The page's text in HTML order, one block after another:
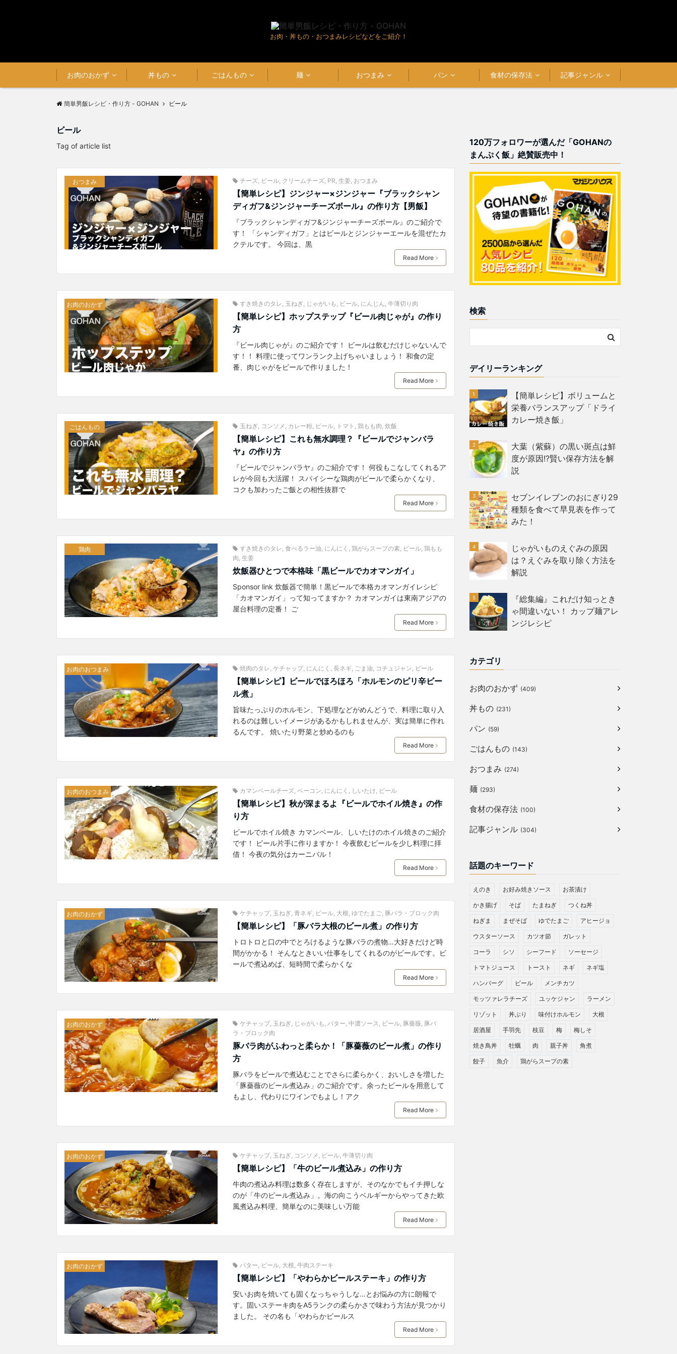
お肉・丼もの・おつまみレシピなどをご紹介！
お肉のおかず 丼もの ごはんもの 麺 おつまみ パン 食材の保存法 記事ジャンル
簡単男飯レシピ・作り方 - GOHAN ビール
ビール
Tag of article list
おつまみ チーズ, ビール, クリームチーズ, PR, 生姜, おつまみ
【簡単レシピ】ジンジャー×ジンジャー『ブラックシャン
ディガフ&ジンジャーチーズボール』の作り方【男飯】
『ブラックシャンディガフ&ジンジャーチーズボール』のご紹介で
す！ 「シャンディガフ」とはビールとジンジャーエールを混ぜたカ
クテルです。 今回は、黒
Read More
お肉のおかず すき焼きのタレ 玉ねぎ じゃがいも ビール, にんじん 牛薄切り肉
【簡単レシピ】ホップステップ『ビール肉じゃが』の作り
方
『ビール肉じゃが』のご紹介です！ ビールは飲むだけじゃないんで
す！！ 料理に使ってワンランク上げちゃいましょう！ 和食の定
番、肉じゃがをビールで作りました！
Read More
ごはんもの 玉ねぎ コンソメ カレー粉, ビール, トマト 鶏もも肉 炊飯
【簡単レシピ】これも無水調理？『ビールでジャンバラ
ヤ』の作り方
『ビールでジャンバラヤ』のご紹介です！ 何役もこなしてくれるア
レが今回も大活躍！ スパイシーな鶏肉がビールで柔らかくなり、
コクも加わったご飯との相性抜群で
Read More
鶏肉 すき焼きのタレ, 食べるラー油, にんにく , 鶏がらスープの素, ビール, 鶏もも
肉, 生姜
炊飯器ひとつで本格味「黒ビールでカオマンガイ」
Sponsor link 炊飯器で簡単！黒ビールで本格カオマンガイレシピ
「カオマンガイ」って知ってますか？ カオマンガイは東南アジアの
屋台料理の定番！ ご
Read More
お肉のおつまみ 焼肉のタレ ケチャップ, にんにく 長ネギ, ごま油 コチュジャン ビール
【簡単レシピ】ビールでほろほろ「ホルモンのピリ辛ビー
ル煮」
旨味たっぷりのホルモン、下処理などがめんどうで、料理に取り入
れるのは難しいイメージがあるかもしれませんが、実は簡単に作れ
るんです。 焼いたり野菜と炒めるのも
Read More
お肉のおつまみ カマンベールチーズ, ベーコン にんにく しいたけ ビール
【簡単レシピ】秋が深まるよ『ビールでホイル焼き』の作
り方
ビールでホイル焼き カマンベール、しいたけのホイル焼きのご紹介
です！ ビール片手に作りますか！ 今夜飲むビールを少し料理に拝
借！ 今夜の気分はカーニバル！
Read More
お肉のおかず ケチャップ, 玉ねぎ, 青ネギ, ビール, 大根, ゆでたまご, 豚バラ・ブロック肉
【簡単レシピ】「豚バラ大根のビール煮」の作り方
トロトロと口の中でとろけるような豚バラの煮物…大好きだけど時
間がかかる！ そんなときいい仕事をしてくれるのがビールです。ビ
ールで煮込めば、短時間で柔らかくな
Read More
お肉のおかず ケチャップ, 玉ねぎ じゃがいも バター 中濃ソース ビール, 豚薔薇, 豚バ
ラ・ブロック肉
豚バラ肉がふわっと柔らか！「豚薔薇のビール煮」の作り
方
豚バラをビールで煮込むことでさらに柔らかく、おいしさを増した
「豚薔薇のビール煮込み」のご紹介です。余ったビールを用意して
もよし、代わりにワインでもよし！アク
Read More
お肉のおかず ケチャップ, 玉ねぎ コンソメ ビール, 牛薄切り肉
【簡単レシピ】「牛のビール煮込み」の作り方
牛肉の煮込み料理は数多く存在しますが、そのなかでもイチ押しな
のが「牛のビール煮込み」。海の向こうベルギーからやってきた欧
風煮込み料理、簡単なのに美味しい万能
Read More
お肉のおかず バター, ビール, 大根, 牛肉ステーキ
【簡単レシピ】「やわらかビールステーキ」の作り方
安いお肉を焼いても固くなっちゃうしな…とお悩みの方に朗報で
す。固いステーキ肉をA5ランクの柔らかさで味わう方法が見つかり
ました。 その名も「やわらかビールス
Read More
120万フォロワーが選んだ「GOHANの
まんぷく飯」絶賛販売中！
検索
デイリーランキング
【簡単レシピ】ボリュームと
栄養バランスアップ「ドライ
カレー焼き飯」
大葉（紫蘇）の黒い斑点は鮮
度が原因!?賢い保存方法を解
説
セブンイレブンのおにぎり29
種類を食べて早見表を作って
みた！
じゃがいものえぐみの原因
は？えぐみを取り除く方法を
解説
『総集編』これだけ知っとき
ゃ間違いない！ カップ麺アレ
ンジレシピ
カテゴリ
お肉のおかず (409)
丼もの (231)
パン (59)
ごはんもの (143)
おつまみ (274)
麺 (293)
食材の保存法 (100)
記事ジャンル (304)
話題のキーワード
えのき お好み焼きソース お茶漬け
かき揚げ そば たまねぎ つくね丼
ねぎま まぜそば ゆでたまご アヒージョ
ウスターソース カツオ節 ガレット
コーラ シソ シーフード ソーセージ
トマトジュース トースト ネギ ネギ塩
ハンバーグ ビール メンチカツ
モッツァレラチーズ ユッケジャン ラーメン
リゾット 丼ぶり 味付けホルモン 大根
居酒屋 手羽先 枝豆 梅 梅しそ
焼き鳥丼 牡蠣 肉 親子丼 角煮
餃子 魚介 鶏がらスープの素